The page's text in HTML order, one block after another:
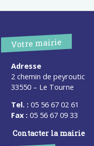
Votre mairie
Adresse
2 chemin de peyroutic
33550 – Le Tourne
Tel. : 05 56 67 02 61
Fax : 05 56 67 09 33
Contacter la mairie